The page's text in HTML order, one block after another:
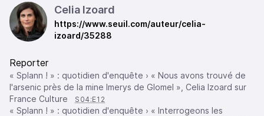
Celia Izoard
https://www.seuil.com/auteur/celia-
izoard/35288
Reporter
« Splann ! » : quotidien d'enquête › « Nous avons trouvé de
l'arsenic près de la mine Imerys de Glomel », Celia Izoard sur
France Culture
S04:E12
« Splann ! » : quotidien d'enquête › « Interrogeons les